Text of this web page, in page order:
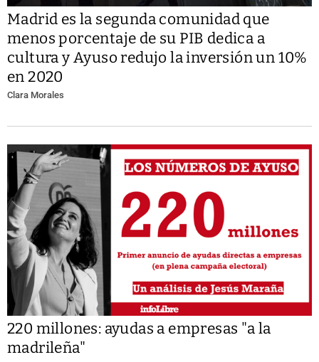
Madrid es la segunda comunidad que
menos porcentaje de su PIB dedica a
cultura y Ayuso redujo la inversión un 10%
en 2020
Clara Morales
220 millones: ayudas a empresas "a la
madrileña"